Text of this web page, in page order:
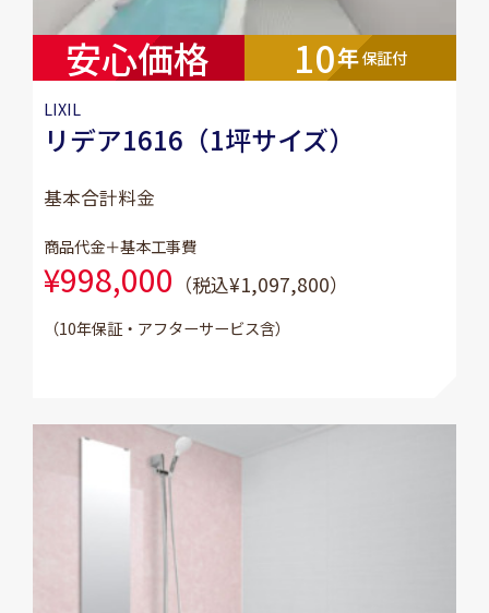
安心価格 10年保証付
LIXIL
リデア1616（1坪サイズ）
基本合計料金
商品代金＋基本工事費
¥998,000 （税込¥1,097,800）
（10年保証・アフターサービス含）